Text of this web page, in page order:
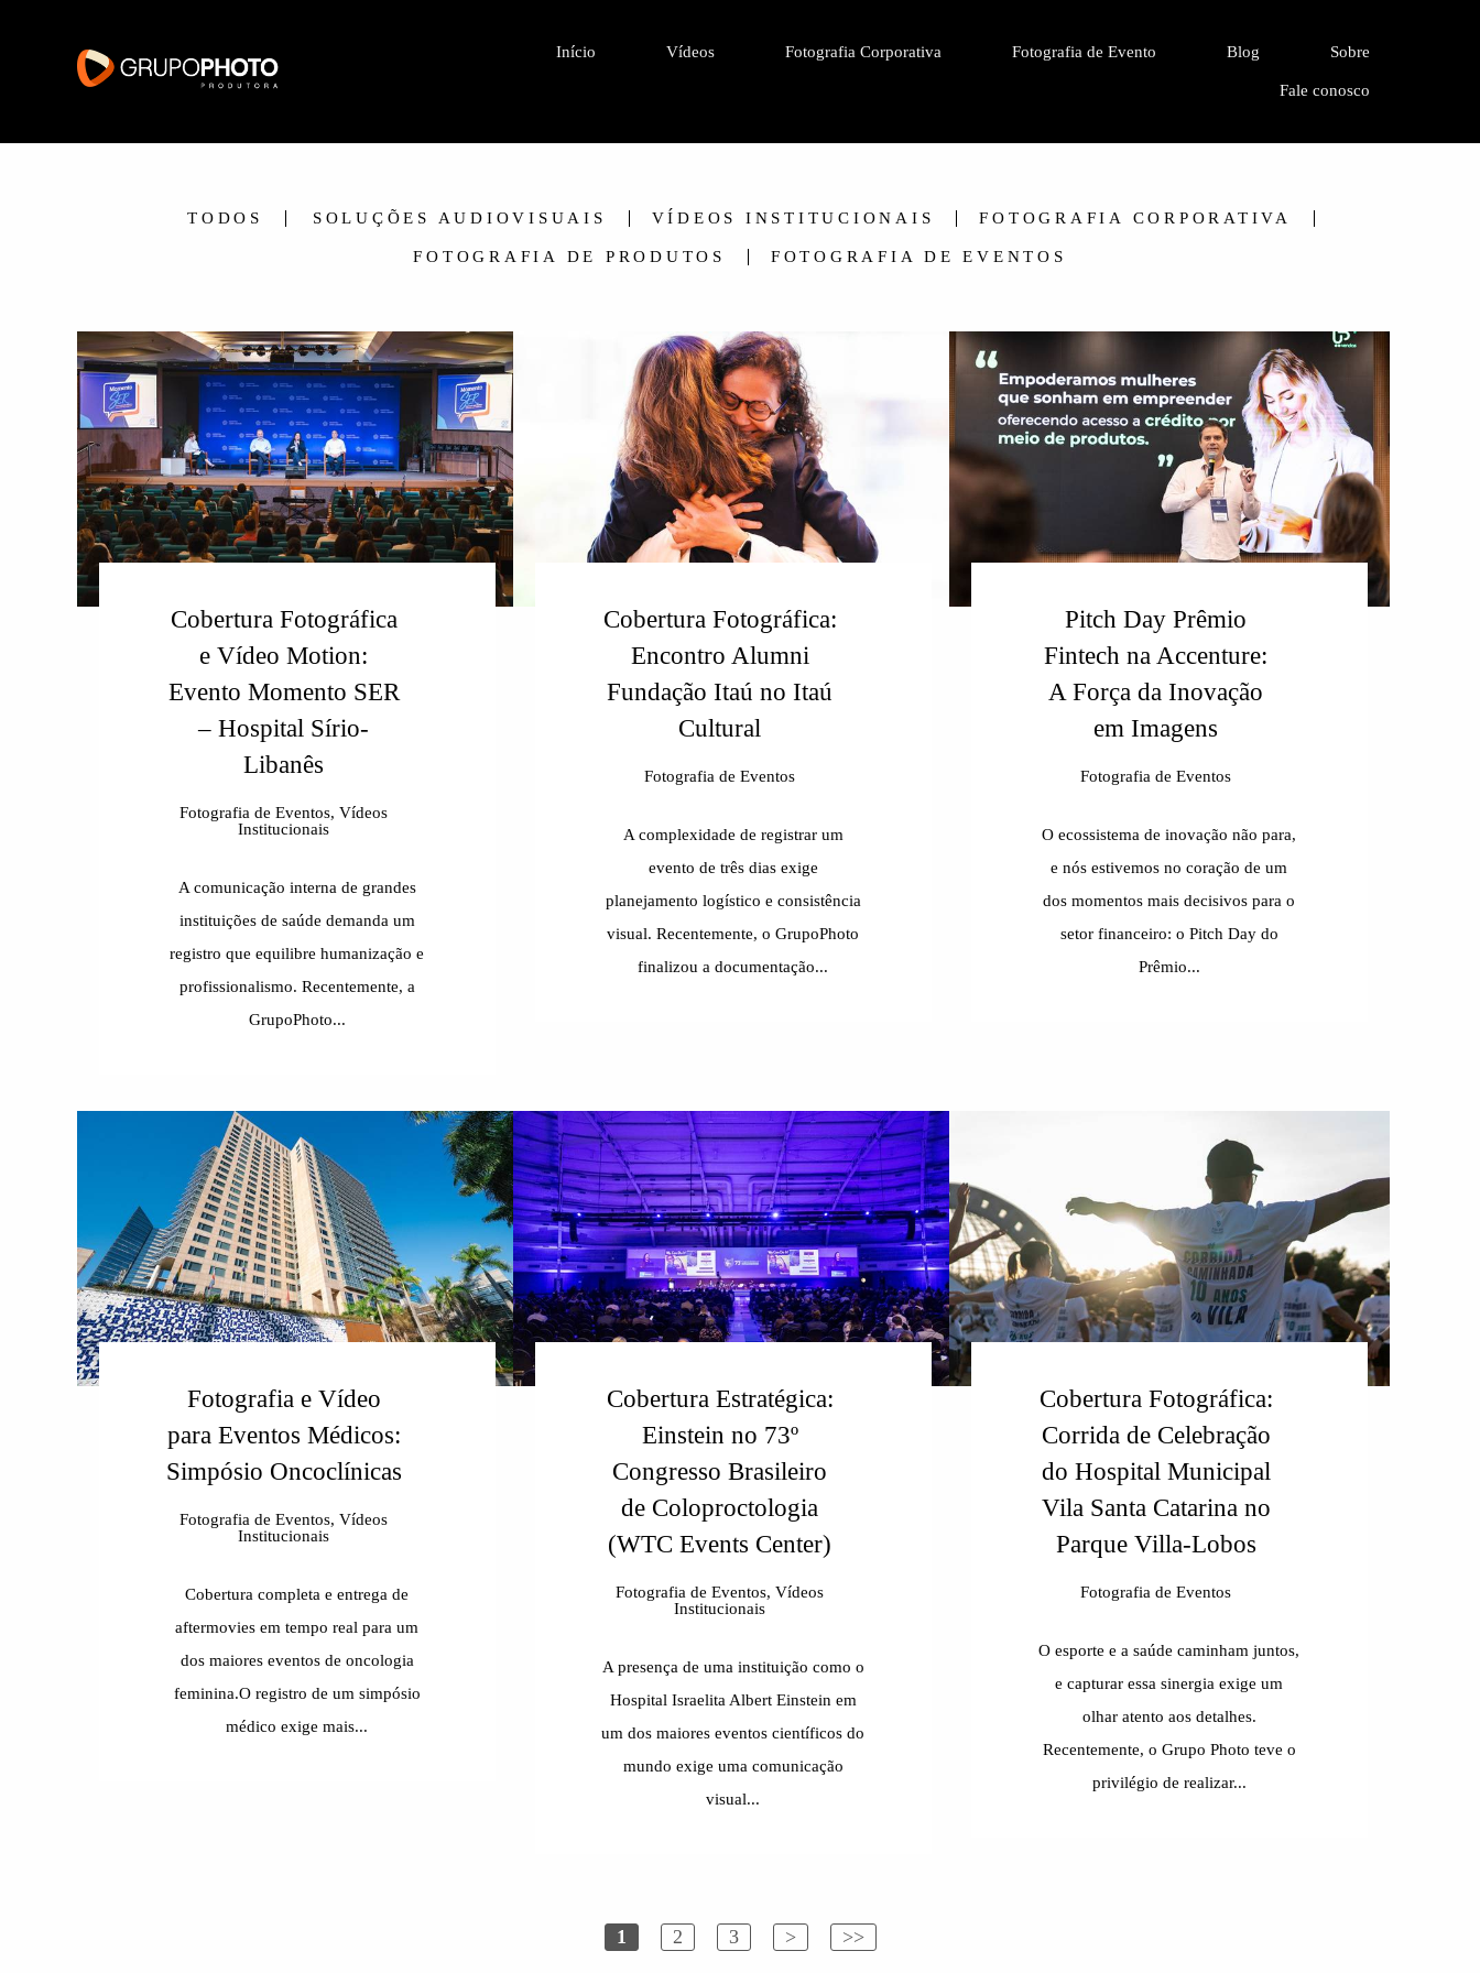
Início Vídeos Fotografia Corporativa Fotografia de Evento Blog Sobre
Fale conosco
TODOS SOLUÇÕES AUDIOVISUAIS VÍDEOS INSTITUCIONAIS FOTOGRAFIA CORPORATIVA
FOTOGRAFIA DE PRODUTOS FOTOGRAFIA DE EVENTOS
Cobertura Fotográfica
e Vídeo Motion:
Evento Momento SER
– Hospital Sírio-
Libanês
Fotografia de Eventos, Vídeos
Institucionais
A comunicação interna de grandes
instituições de saúde demanda um
registro que equilibre humanização e
profissionalismo. Recentemente, a
GrupoPhoto...
Cobertura Fotográfica:
Encontro Alumni
Fundação Itaú no Itaú
Cultural
Fotografia de Eventos
A complexidade de registrar um
evento de três dias exige
planejamento logístico e consistência
visual. Recentemente, o GrupoPhoto
finalizou a documentação...
Pitch Day Prêmio
Fintech na Accenture:
A Força da Inovação
em Imagens
Fotografia de Eventos
O ecossistema de inovação não para,
e nós estivemos no coração de um
dos momentos mais decisivos para o
setor financeiro: o Pitch Day do
Prêmio...
Fotografia e Vídeo
para Eventos Médicos:
Simpósio Oncoclínicas
Fotografia de Eventos, Vídeos
Institucionais
Cobertura completa e entrega de
aftermovies em tempo real para um
dos maiores eventos de oncologia
feminina.O registro de um simpósio
médico exige mais...
Cobertura Estratégica:
Einstein no 73º
Congresso Brasileiro
de Coloproctologia
(WTC Events Center)
Fotografia de Eventos, Vídeos
Institucionais
A presença de uma instituição como o
Hospital Israelita Albert Einstein em
um dos maiores eventos científicos do
mundo exige uma comunicação
visual...
Cobertura Fotográfica:
Corrida de Celebração
do Hospital Municipal
Vila Santa Catarina no
Parque Villa-Lobos
Fotografia de Eventos
O esporte e a saúde caminham juntos,
e capturar essa sinergia exige um
olhar atento aos detalhes.
Recentemente, o Grupo Photo teve o
privilégio de realizar...
1 2 3 > >>